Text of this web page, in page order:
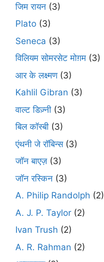
जिम रायन (3)
Plato (3)
Seneca (3)
विलियम सोमरसेट मोग़म (3)
आर के लक्ष्मण(3)
Kahlil Gibran (3)
वाल्ट डिज़्नी (3)
बिल कॉस्बी (3)
एंथनी जे रॉबिन्स(3)
जॉन बाएज़ (3)
जॉन रस्किन (3)
A. Philip Randolph (2)
A. J. P. Taylor (2)
Ivan Trush (2)
A. R. Rahman (2)